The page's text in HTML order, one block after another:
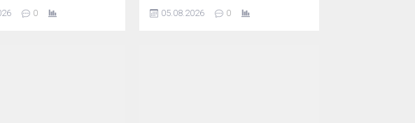
yeniden gündeme
0
tutarında tahvil ihraç edeceğini
duyurdu.
05.08.2026 0